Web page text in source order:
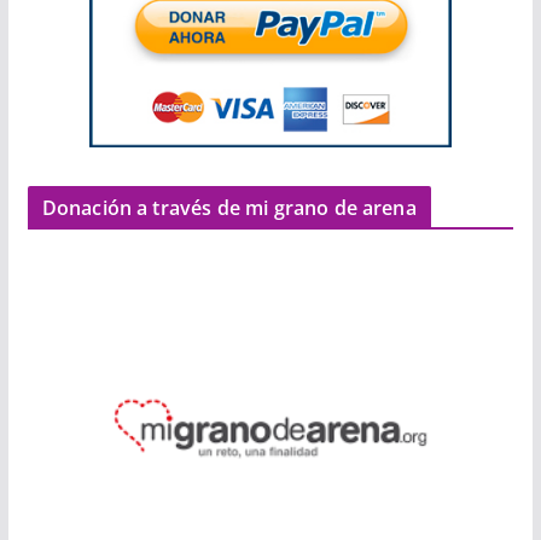
Donación a través de mi grano de arena